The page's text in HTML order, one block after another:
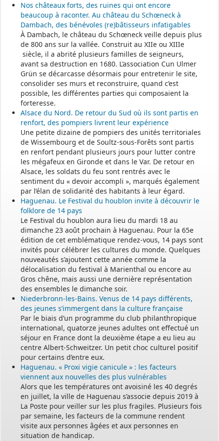
Nos châteaux forts, des ruines qui ont encore
beaucoup à raconter. Au château du Schœneck à
Dambach, des bénévoles (re)bâtisseurs infatigables
À Dambach, le château du Schœneck veille depuis plus
de 800 ans sur la vallée. Construit au XIIe ou XIIIe
siècle, il a abrité plusieurs familles de seigneurs,
avant sa destruction en 1680. L’association Cun Ulmer
Grün se décarcasse désormais pour entretenir le site,
consolider ses murs et reconstruire, quand c’est
possible, les différentes parties qui composaient la
forteresse.
Alsace du Nord. De retour du Sud où ils sont partis en
renfort, des pompiers livrent leur expérience
Une petite dizaine de pompiers des unités territoriales
de Wissembourg et de Soultz-sous-Forêts sont partis
en renfort pendant plusieurs jours pour lutter contre
les mégafeux en Gironde et dans le Var. De retour en
Alsace, les soldats du feu sont rentrés avec le
sentiment du « devoir accompli », marqués également
par l’élan de solidarité des habitants à leur égard.
Haguenau. Le Festival du houblon invite à découvrir le
folklore de 14 pays
Le Festival du houblon aura lieu du mardi 18 au
dimanche 23 août prochain à Haguenau. Pour la 65e
édition de cet emblématique rendez-vous, 14 pays sont
invités pour célébrer les cultures du monde. Quelques
nouveautés s’ajoutent cette année comme la
délocalisation du festival à Marienthal ou encore au
Gros chêne, mais aussi une dernière représentation
des ensembles le dimanche soir.
Niederbronn-les-Bains. Venus de 14 pays différents,
des jeunes s’immergent dans la culture française
Par le biais d’un programme du club philanthropique
international, quatorze jeunes adultes ont effectué un
séjour en France dont la deuxième étape a eu lieu au
centre Albert-Schweitzer. Un petit choc culturel positif
pour certains d’entre eux.
Haguenau. « Proxi vigie canicule » : les facteurs
viennent aux nouvelles des plus vulnérables
Alors que les températures ont avoisiné les 40 degrés
en juillet, la ville de Haguenau s’associe depuis 2019 à
La Poste pour veiller sur les plus fragiles. Plusieurs fois
par semaine, les facteurs de la commune rendent
visite aux personnes âgées et aux personnes en
situation de handicap.